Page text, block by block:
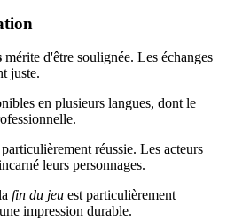
mérite d'être soulignée. Les échanges
juste.
en plusieurs langues, dont le
particulièrement réussie. Les acteurs
leurs personnages.
fin du jeu est particulièrement
impression durable.